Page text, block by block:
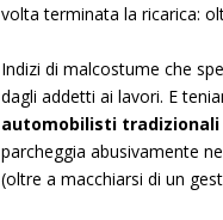
volta terminata la ricarica:
Indizi di malcostume che
dagli addetti ai lavori. E
automobilisti
parcheggia abusivamente
(oltre a macchiarsi di un